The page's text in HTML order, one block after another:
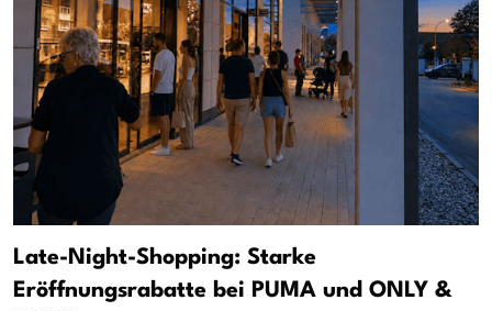
Late-Night-Shopping: Starke
Eröffnungsrabatte bei PUMA und ONLY &